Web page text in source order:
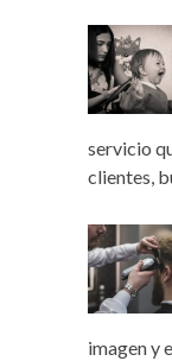
servicio
clientes,
imagen y